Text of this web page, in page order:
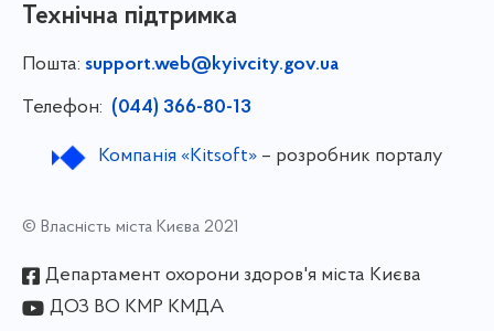
Технічна підтримка
Пошта: support.web@kyivcity.gov.ua
Телефон: (044) 366-80-13
Компанія «Kitsoft»– розробник порталу
© Власність міста Києва 2021
Департамент охорони здоров'я міста Києва
ДОЗ ВО КМР КМДА